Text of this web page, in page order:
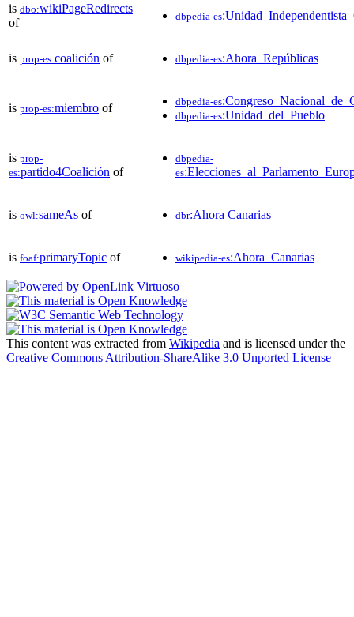
is dbo:wikiPageRedirects
of
dbpedia-es
is prop-es:coalición of dbpedia-es:Ahora_Repúblicas
is prop-es:miembro of dbpedia-es
dbpedia-es:Unidad_del_Pueblo
is prop-
es:partido4Coalición of
dbpedia-
es
is owl:sameAs of dbr:Ahora Canarias
is foaf:primaryTopic of wikipedia-es:Ahora_Canarias
This content was extracted from Wikipedia and is licensed under the
Creative Commons Attribution-ShareAlike 3.0 Unported License